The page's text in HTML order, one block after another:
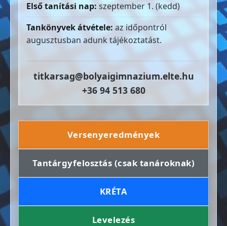
Első tanítási nap: szeptember 1. (kedd)
Tankönyvek átvétele: az időpontról
augusztusban adunk tájékoztatást.
titkarsag@bolyaigimnazium.elte.hu
+36 94 513 680
Versenyeredmények
Tantárgyfelosztás (csak tanároknak)
KRÉTA
Levelezés